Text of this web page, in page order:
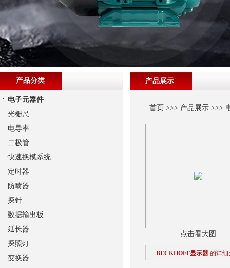
产品展示
首页 >>> 产品展示>>>
点击看大图
BECKHOFF显示器 的详细
产品分类
电子元器件
光栅尺
电导率
二极管
快速换模系统
定时器
防喷器
探针
数据输出板
延长器
探照灯
变换器